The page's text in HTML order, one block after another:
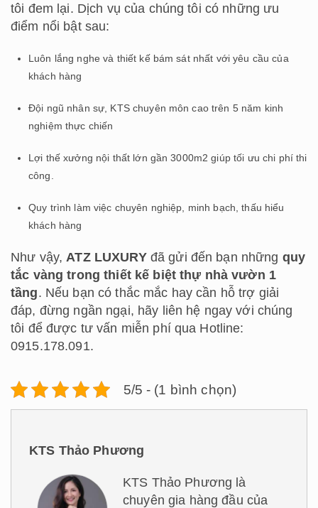
tôi đem lại. Dịch vụ của chúng tôi có những ưu
điểm nổi bật sau:
Luôn lắng nghe và thiết kế bám sát nhất với yêu cầu của
khách hàng
Đội ngũ nhân sự, KTS chuyên môn cao trên 5 năm kinh
nghiệm thực chiến
Lợi thế xưởng nội thất lớn gần 3000m2 giúp tối ưu chi phí thi
công.
Quy trình làm việc chuyên nghiệp, minh bạch, thấu hiểu
khách hàng
Như vậy, ATZ LUXURYđã gửi đến bạn những quy
tắc vàng trong thiết kế biệt thự nhà vườn 1
tầng. Nếu bạn có thắc mắc hay cần hỗ trợ giải
đáp, đừng ngần ngại, hãy liên hệ ngay với chúng
tôi để được tư vấn miễn phí qua Hotline:
0915.178.091.
5/5 - (1 bình chọn)
KTS Thảo Phương
KTS Thảo Phương là
chuyên gia hàng đầu của